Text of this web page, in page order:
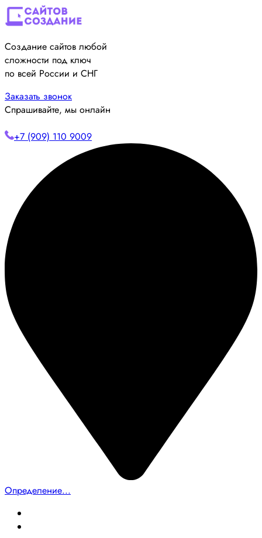
Создание сайтов любой
сложности под ключ
по всей России и СНГ
Заказать звонок
Спрашивайте, мы онлайн
+7 (909) 110 9009
Определение...